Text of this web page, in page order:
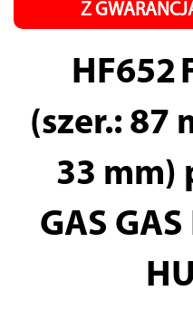
Z
HF652
(szer.: 87
33 mm)
GAS GAS